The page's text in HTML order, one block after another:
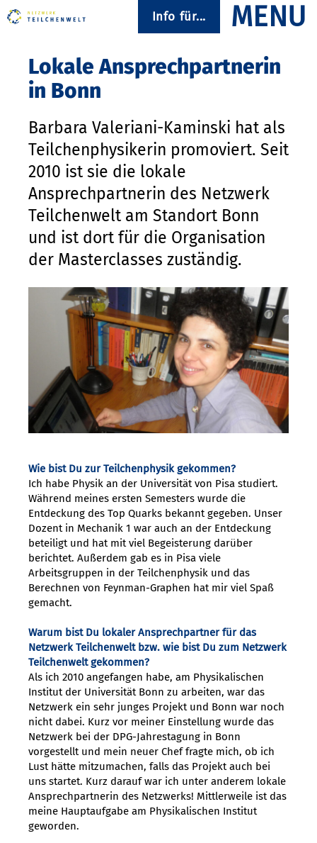
Info für...
Lokale Ansprechpartnerin
in Bonn
Barbara Valeriani-Kaminski hat als
Teilchenphysikerin promoviert. Seit
2010 ist sie die lokale
Ansprechpartnerin des Netzwerk
Teilchenwelt am Standort Bonn
und ist dort für die Organisation
der Masterclasses zuständig.
Wie bist Du zur Teilchenphysik gekommen?
Ich habe Physik an der Universität von Pisa studiert.
Während meines ersten Semesters wurde die
Entdeckung des Top Quarks bekannt gegeben. Unser
Dozent in Mechanik 1 war auch an der Entdeckung
beteiligt und hat mit viel Begeisterung darüber
berichtet. Außerdem gab es in Pisa viele
Arbeitsgruppen in der Teilchenphysik und das
Berechnen von Feynman-Graphen hat mir viel Spaß
gemacht.
Warum bist Du lokaler Ansprechpartner für das
Netzwerk Teilchenwelt bzw. wie bist Du zum Netzwerk
Teilchenwelt gekommen?
Als ich 2010 angefangen habe, am Physikalischen
Institut der Universität Bonn zu arbeiten, war das
Netzwerk ein sehr junges Projekt und Bonn war noch
nicht dabei. Kurz vor meiner Einstellung wurde das
Netzwerk bei der DPG-Jahrestagung in Bonn
vorgestellt und mein neuer Chef fragte mich, ob ich
Lust hätte mitzumachen, falls das Projekt auch bei
uns startet. Kurz darauf war ich unter anderem lokale
Ansprechpartnerin des Netzwerks! Mittlerweile ist das
meine Hauptaufgabe am Physikalischen Institut
geworden.